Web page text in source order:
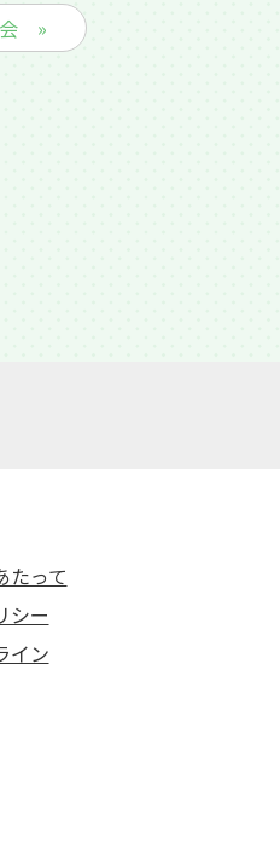
会 »
たって
シー
イン